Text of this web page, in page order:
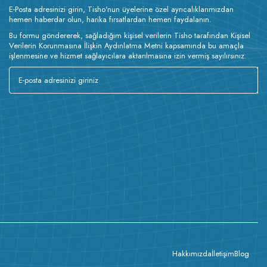
E-Posta adresinizi girin, Tisho'nun üyelerine özel ayrıcalıklarımızdan
hemen haberdar olun, harika fırsatlardan hemen faydalanın.
Bu formu göndererek, sağladığım kişisel verilerin Tisho tarafından Kişisel
Verilerin Korunmasına İlişkin Aydınlatma Metni kapsamında bu amaçla
işlenmesine ve hizmet sağlayıcılara aktarılmasına izin vermiş sayılırsınız.
HakkımızdaİletişimBlog